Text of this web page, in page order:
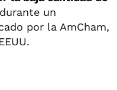
un
por la AmCham,